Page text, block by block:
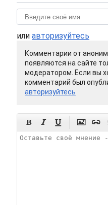
или авторизуйтесь
Комментарии от
появляются на сайте
модератором. Если вы
комментарий был
авторизуйтесь
    